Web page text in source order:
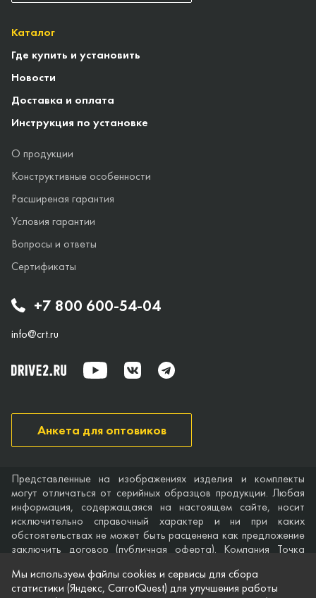
+7 800 600-54-04
info@crt.ru
Каталог
Где купить и установить
Новости
Доставка и оплата
Инструкция по установке
О продукции
Конструктивные особенности
Расширеная гарантия
Условия гарантии
Вопросы и ответы
Сертификаты
Анкета для оптовиков
Представленные на изображениях изделия и комплекты
могут отличаться от серийных образцов продукции. Любая
информация, содержащаяся на настоящем сайте, носит
исключительно справочный характер и ни при каких
обстоятельствах не может быть расценена как предложение
заключить договор (публичная оферта). Компания Точка
точности и полноты информации на веб-сайте, а также по
поводу беспрепятственного доступа к нему в любое время.
Мы используем файлы cookies и сервисы для сбора
статистики (Яндекс, CarrotQuest) для улучшения работы